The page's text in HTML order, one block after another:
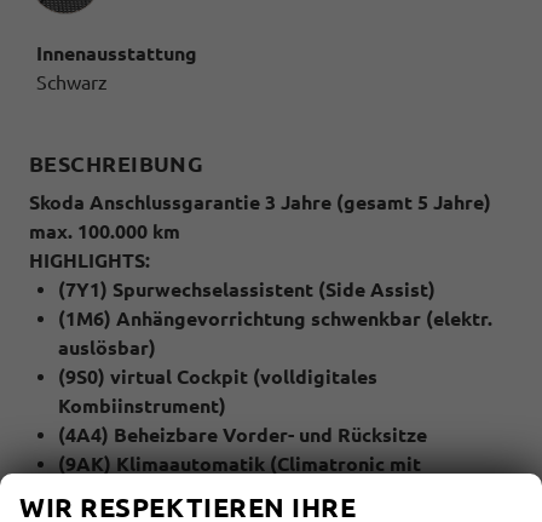
Innenausstattung
Schwarz
BESCHREIBUNG
Skoda Anschlussgarantie 3 Jahre (gesamt 5 Jahre)
max. 100.000 km
HIGHLIGHTS:
(7Y1) Spurwechselassistent (Side Assist)
(1M6) Anhängevorrichtung schwenkbar (elektr.
auslösbar)
(9S0) virtual Cockpit (volldigitales
Kombiinstrument)
(4A4) Beheizbare Vorder- und Rücksitze
(9AK) Klimaautomatik (Climatronic mit
WIR RESPEKTIEREN IHRE